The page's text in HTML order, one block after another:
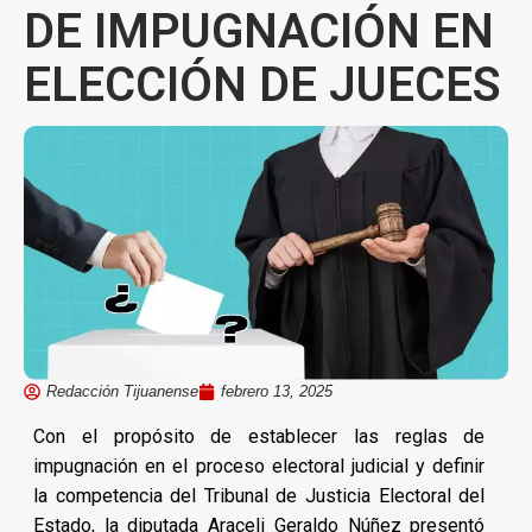
DE IMPUGNACIÓN EN
ELECCIÓN DE JUECES
Redacción Tijuanense febrero 13, 2025
Con el propósito de establecer las reglas de
impugnación en el proceso electoral judicial y definir
la competencia del Tribunal de Justicia Electoral del
Estado, la diputada Araceli Geraldo Núñez presentó